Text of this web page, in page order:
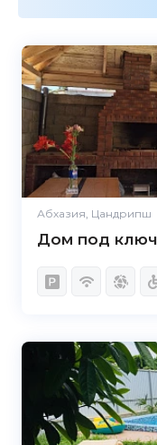
Абхазия, Цандрипш
Дом под